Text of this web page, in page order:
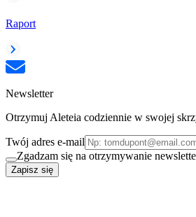
Raport
Newsletter
Otrzymuj Aleteia codziennie w swojej
Twój adres e-mail
Zgadzam się na otrzymywanie
Zapisz się